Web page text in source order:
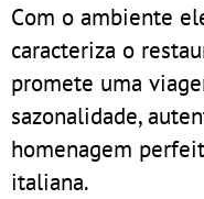
Com o ambiente
caracteriza o
promete uma
sazonalidade,
homenagem
italiana.